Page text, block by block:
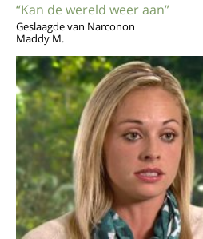
“Kan de wereld weer aan”
Geslaagde van Narconon
Maddy M.